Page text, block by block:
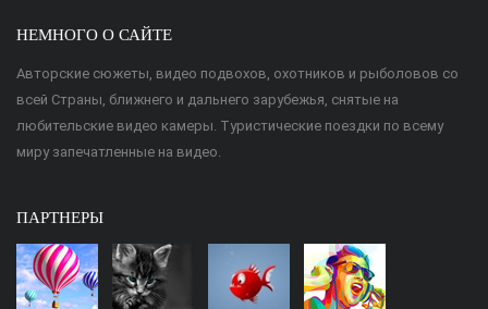
НЕМНОГО О САЙТЕ
Авторские сюжеты, видео подвохов, охотников и рыболовов со
всей Страны, ближнего и дальнего зарубежья, снятые на
любительские видео камеры. Туристические поездки по всему
миру запечатленные на видео.
ПАРТНЕРЫ